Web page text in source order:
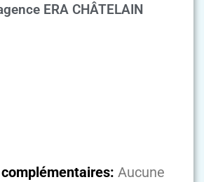
ERA CHÂTELAIN
Aucune